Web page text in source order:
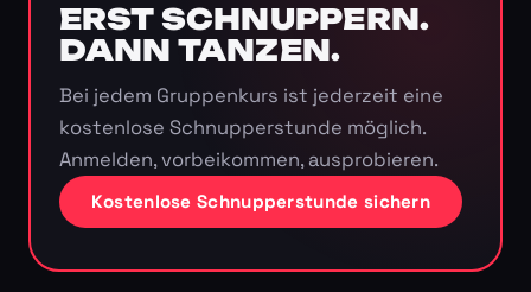
ERST SCHNUPPERN.
DANN TANZEN.
Bei jedem Gruppenkurs ist jederzeit eine
kostenlose Schnupperstunde möglich.
Anmelden, vorbeikommen, ausprobieren.
Kostenlose Schnupperstunde sichern